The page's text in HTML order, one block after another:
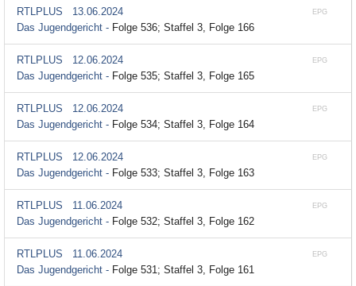
EPG
RTLPLUS
13.06.2024
Das Jugendgericht - Folge 536; Staffel 3, Folge 166
EPG
RTLPLUS
12.06.2024
Das Jugendgericht - Folge 535; Staffel 3, Folge 165
EPG
RTLPLUS
12.06.2024
Das Jugendgericht - Folge 534; Staffel 3, Folge 164
EPG
RTLPLUS
12.06.2024
Das Jugendgericht - Folge 533; Staffel 3, Folge 163
EPG
RTLPLUS
11.06.2024
Das Jugendgericht - Folge 532; Staffel 3, Folge 162
EPG
RTLPLUS
11.06.2024
Das Jugendgericht - Folge 531; Staffel 3, Folge 161